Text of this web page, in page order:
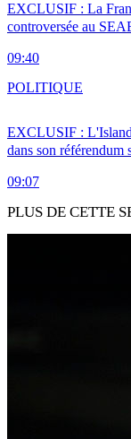
EXCLUSIF : La
controversée au
09:40
EXCLUSIF :
dans son référendum
09:07
POLITIQUE
PLUS DE CETTE